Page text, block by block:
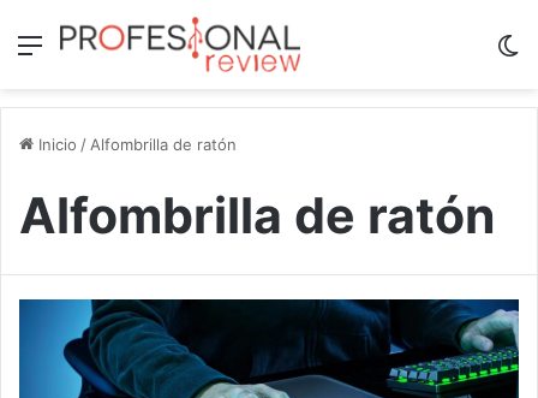
Menú
Inicio /Alfombrilla de ratón
Alfombrilla de ratón